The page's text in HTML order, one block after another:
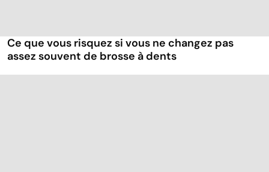
Ce que vous risquez si vous ne changez pas
assez souvent de brosse à dents